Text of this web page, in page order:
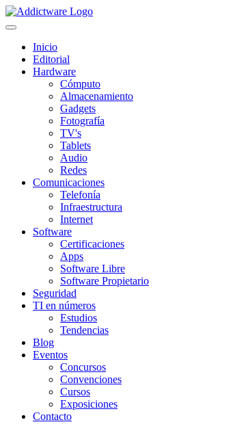
Inicio
Editorial
Hardware
Cómputo
Almacenamiento
Gadgets
Fotografía
TV's
Tablets
Audio
Redes
Comunicaciones
Telefonía
Infraestructura
Internet
Software
Certificaciones
Apps
Software Libre
Software Propietario
Seguridad
TI en números
Estudios
Tendencias
Blog
Eventos
Concursos
Convenciones
Cursos
Exposiciones
Contacto